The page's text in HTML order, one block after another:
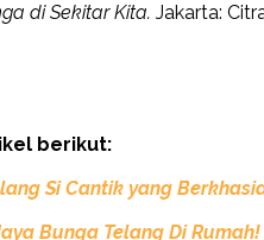
di Sekitar Kita. Jakarta:
berikut:
Si Cantik yang
Bunga Telang Di Rumah!